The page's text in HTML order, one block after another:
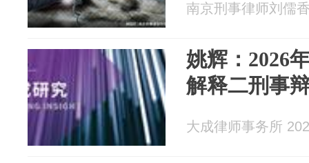
南京刑事律师刘儒
姚辉：2026
解释二刑事
大成律师事务所